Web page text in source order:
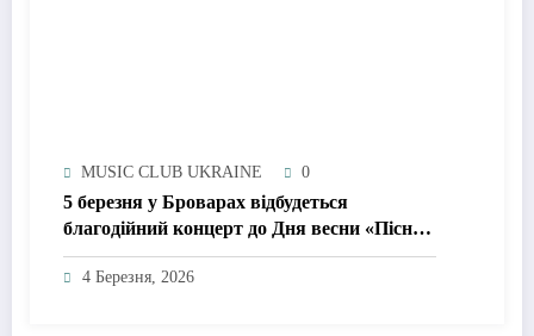
MUSIC CLUB UKRAINE 0
5 березня у Броварах відбудеться
благодійний концерт до Дня весни «Пісня
збирає друзів»
4 Березня, 2026